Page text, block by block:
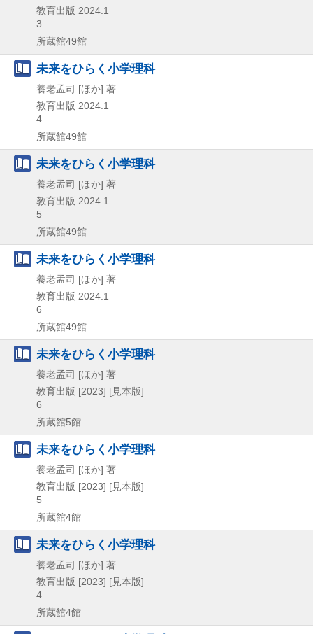
教育出版 2024.1
3
所蔵館49館
未来をひらく小学理科
養老孟司 [ほか] 著
教育出版 2024.1
4
所蔵館49館
未来をひらく小学理科
養老孟司 [ほか] 著
教育出版 2024.1
5
所蔵館49館
未来をひらく小学理科
養老孟司 [ほか] 著
教育出版 2024.1
6
所蔵館49館
未来をひらく小学理科
養老孟司 [ほか] 著
教育出版 [2023] [見本版]
6
所蔵館5館
未来をひらく小学理科
養老孟司 [ほか] 著
教育出版 [2023] [見本版]
5
所蔵館4館
未来をひらく小学理科
養老孟司 [ほか] 著
教育出版 [2023] [見本版]
4
所蔵館4館